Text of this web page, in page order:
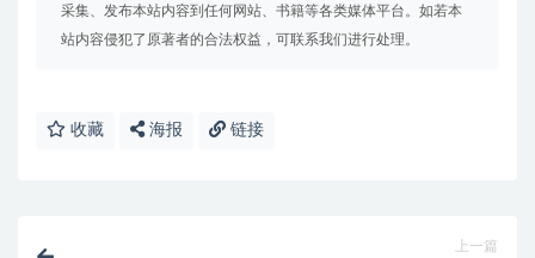
采集、发布本站内容到任何网站、书籍等各类媒体平台。如若本
站内容侵犯了原著者的合法权益，可联系我们进行处理。
收藏 海报 链接
上一篇